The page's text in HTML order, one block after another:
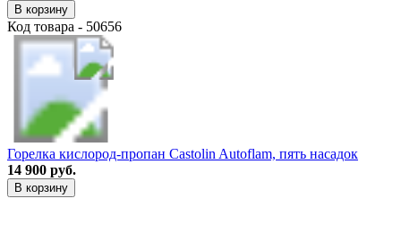
В корзину
Код товара - 50656
Горелка кислород-пропан Castolin Autoflam, пять насадок
14 900 руб.
В корзину